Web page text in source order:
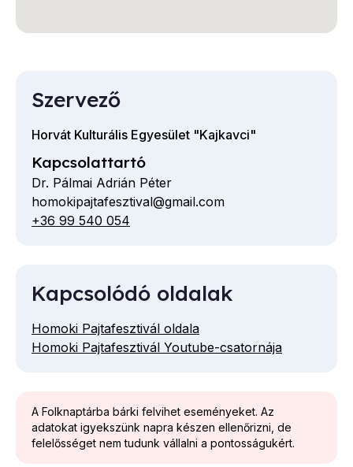
A Folknaptárba bárki felvihet eseményeket. Az
adatokat igyekszünk napra készen ellenőrizni, de
felelősséget nem tudunk vállalni a pontosságukért.
Szervező
Horvát Kulturális Egyesület "Kajkavci"
Kapcsolattartó
Dr. Pálmai Adrián Péter
E-
mail
homokipajtafesztival@gmail.com
Telefon
+36 99 540 054
Kapcsolódó oldalak
Homoki Pajtafesztivál oldala
Homoki Pajtafesztivál Youtube-csatornája